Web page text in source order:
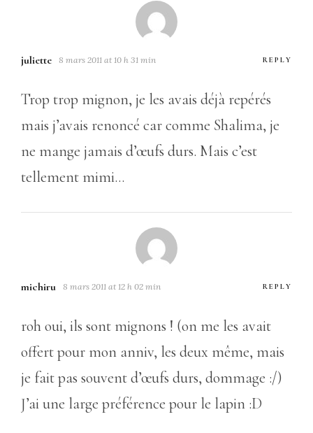
juliette 8 mars 2011 at 10 h 31 min REPLY
Trop trop mignon, je les avais déjà repérés
mais j’avais renoncé car comme Shalima, je
ne mange jamais d’œufs durs. Mais c’est
tellement mimi…
michiru 8 mars 2011 at 12 h 02 min REPLY
roh oui, ils sont mignons ! (on me les avait
offert pour mon anniv, les deux même, mais
je fait pas souvent d’œufs durs, dommage :/)
J’ai une large préférence pour le lapin :D